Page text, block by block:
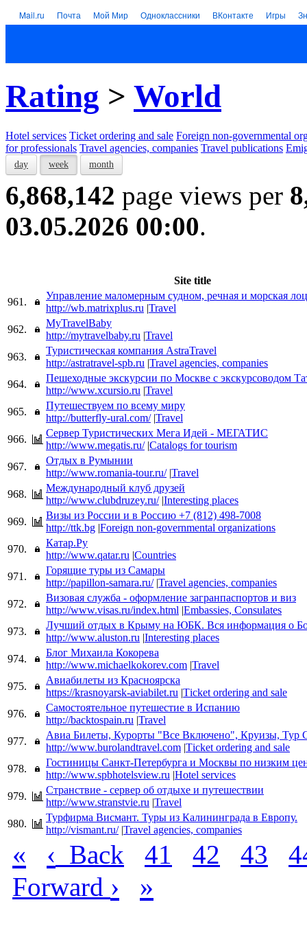
Mail.ru Почта Мой Мир Одноклассники ВКонтакте Игры
Rating > World
Hotel services Тicket ordering and sale Foreign non-governmental
for professionals Travel agencies, companies Travel publications
day week month
6,868,142 page views per
03.05.2026 00:00.
Site title
961.
Управление маломерным судном, речная и морская
http://wb.matrixplus.ru |Travel
962.
MyTravelBaby
http://mytravelbaby.ru |Travel
963.
Туристическая компания AstraTravel
http://astratravel-spb.ru |Travel agencies, companies
964.
Пешеходные экскурсии по Москве с экскурсоводом
http://www.xcursio.ru |Travel
965.
Путешествуем по всему миру
http://butterfly-ural.com/ |Travel
966.
Сервер Туристических Мега Идей - МЕГАТИС
http://www.megatis.ru/ |Catalogs for tourism
967.
Отдых в Румынии
http://www.romania-tour.ru/ |Travel
968.
Международный клуб друзей
http://www.clubdruzey.ru/ |Interesting places
969.
Визы из России и в Россию +7 (812) 498-7008
http://ttk.bg |Foreign non-governmental organizations
970.
Катар.Ру
http://www.qatar.ru |Countries
971.
Горящие туры из Самары
http://papillon-samara.ru/ |Travel agencies, companies
972.
Визовая служба - оформление загранпаспортов и виз
http://www.visas.ru/index.html |Embassies, Consulates
973.
Лучший отдых в Крыму на ЮБК. Вся информация о
http://www.aluston.ru |Interesting places
974.
Блог Михаила Кокорева
http://www.michaelkokorev.com |Travel
975.
Авиабилеты из Красноярска
https://krasnoyarsk-aviabilet.ru |Тicket ordering and sale
976.
Самостоятельное путешестие в Испанию
http://backtospain.ru |Travel
977.
Авиа Билеты, Курорты "Все Включено", Круизы, Тур
http://www.burolandtravel.com |Тicket ordering and sale
978.
Гостиницы Санкт-Петербурга и Москвы по низким
http://www.spbhotelsview.ru |Hotel services
979.
Странствие - сервер об отдыхе и путешествии
http://www.stranstvie.ru |Travel
980.
Турфирма Висмант. Туры из Калининграда в Европу.
http://vismant.ru/ |Travel agencies, companies
« ‹ Back 41 42 43
Forward › »